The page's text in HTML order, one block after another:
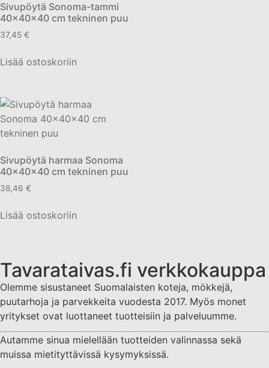
Sivupöytä Sonoma-tammi
40x40x40 cm tekninen puu
37,45 €
Lisää ostoskoriin
Sivupöytä harmaa Sonoma
40x40x40 cm tekninen puu
38,46 €
Lisää ostoskoriin
Tavarataivas.fi verkkokauppa
Olemme sisustaneet Suomalaisten koteja, mökkejä,
puutarhoja ja parvekkeita vuodesta 2017. Myös monet
yritykset ovat luottaneet tuotteisiin ja palveluumme.
Autamme sinua mielellään tuotteiden valinnassa sekä
muissa mietityttävissä kysymyksissä.